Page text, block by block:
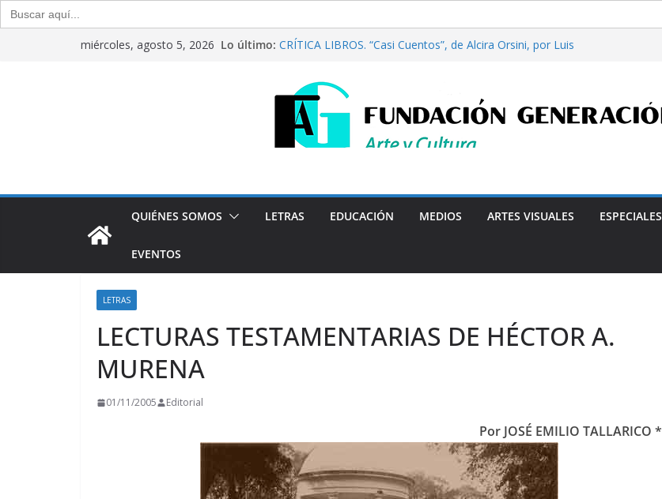
Buscar:
miércoles, agosto 5, 2026 Lo último: CRÍTICA LIBROS. “Casi Cuentos”, de Alcira Orsini, por Luis
Generación Abierta en Radio: Emisión N° 972, Lunes 03 de
Agosto de 2026
“Crónicas Barriales”, Emisión N°175, Sábado 01 de Agosto de
2026
QUIÉNES SOMOS LETRAS EDUCACIÓN MEDIOS ARTES VISUALES ESPECIALES
EVENTOS
LETRAS
LECTURAS TESTAMENTARIAS DE HÉCTOR A.
MURENA
01/11/2005 Editorial
Por JOSÉ EMILIO TALLARICO *